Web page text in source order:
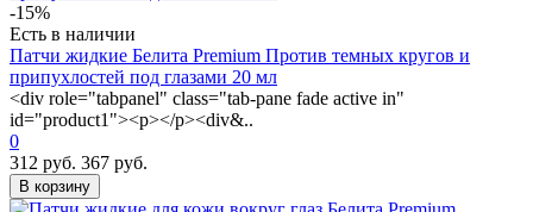
-15%
Есть в наличии
Патчи жидкие Белита Premium Против темных кругов и
припухлостей под глазами 20 мл
<div role="tabpanel" class="tab-pane fade active in"
id="product1"><p></p><div&..
0
312 руб. 367 руб.
В корзину